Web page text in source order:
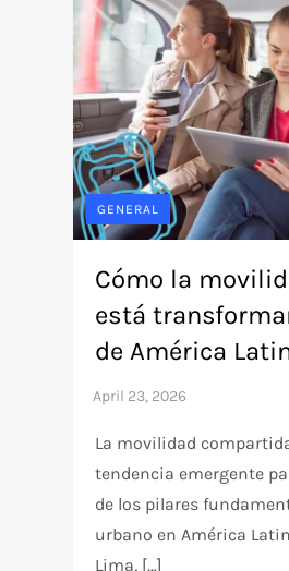
GENERAL
Cómo la
está
de América
La movilidad
tendencia emergente
de los pilares
urbano en América
Lima, […]